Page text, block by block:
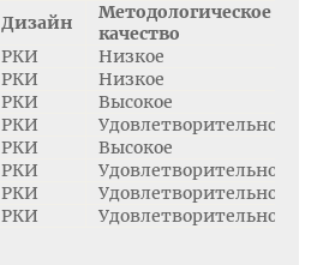
Дизайн
Методологическое
качество
РКИ Низкое
РКИ Низкое
РКИ Высокое
РКИ Удовлетворительное
РКИ Высокое
РКИ Удовлетворительное
РКИ Удовлетворительное
РКИ Удовлетворительное